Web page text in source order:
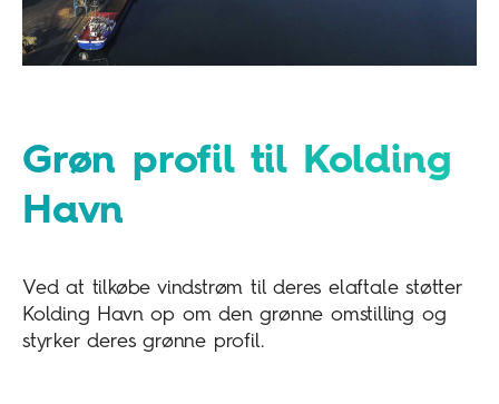
Grøn profil til Kolding
Havn
Ved at tilkøbe vindstrøm til deres elaftale støtter
Kolding Havn op om den grønne omstilling og
styrker deres grønne profil.